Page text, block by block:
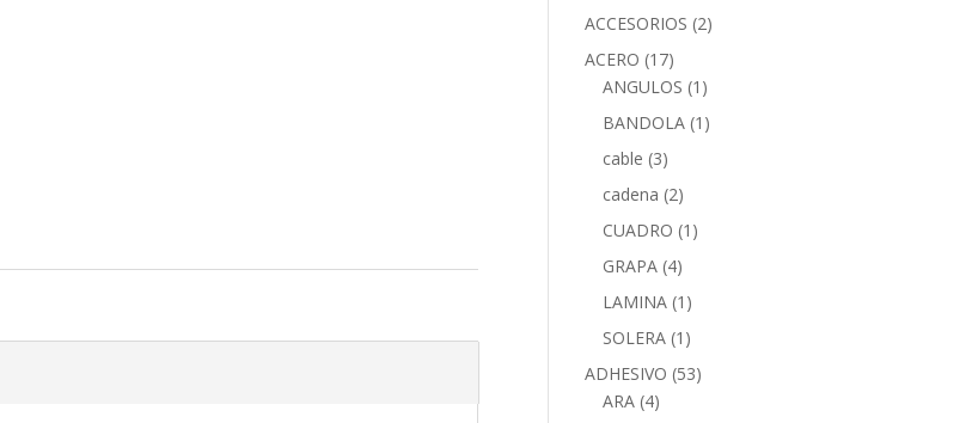
ACCESORIOS (2)
ACERO (17)
ANGULOS (1)
BANDOLA (1)
cable (3)
cadena (2)
CUADRO (1)
GRAPA (4)
LAMINA (1)
SOLERA (1)
ADHESIVO (53)
ARA (4)